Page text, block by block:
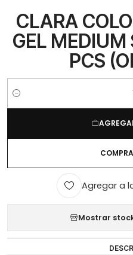
CLARA
GEL
PCS
Cantidad
Agregar a
Mostrar